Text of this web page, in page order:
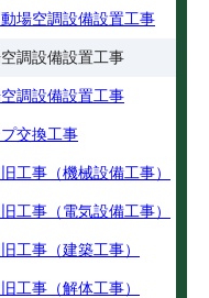
場空調設備設置工事
調設備設置工事
調設備設置工事
交換工事
工事（機械設備工事）
工事（電気設備工事）
工事（建築工事）
工事（解体工事）